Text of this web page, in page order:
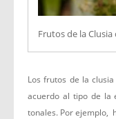
Frutos de la Clusia
Los frutos de la
acuerdo al tipo de la
tonales. Por ejemplo,